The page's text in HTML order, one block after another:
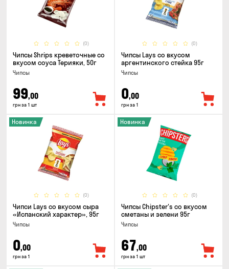
(0)
Чипсы Shrips креветочные со
вкусом соуса Терияки, 50г
Чипсы
99,00
грн за 1 шт
(0)
Чипсы Lays со вкусом
аргентинского стейка 95г
Чипсы
0,00
грн за 1
(0)
Новинка
Чипси Lays со вкусом сыра
«Испанский характер», 95г
Чипсы
0,00
грн за 1
(0)
Новинка
Чипсы Chipster's со вкусом
сметаны и зелени 95г
Чипсы
67,00
грн за 1 шт